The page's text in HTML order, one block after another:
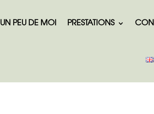
UN PEU DE MOI PRESTATIONS